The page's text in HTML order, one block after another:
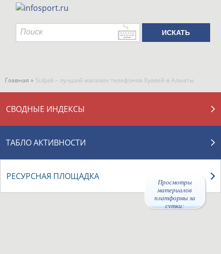
Просмотры
материалов
платформы за
сутки:
Главная » Sulpak – лучший магазин телефонов Хуавей в Алматы
СВОДНЫЕ ИНДЕКСЫ
ТАБЛО АКТИВНОСТИ
РЕСУРСНАЯ ПЛОЩАДКА